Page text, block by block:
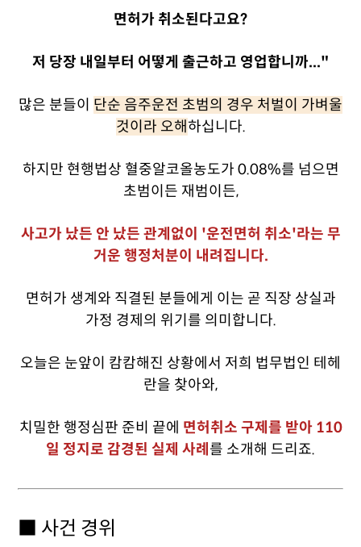
면허가 취소된다고요?
저 당장 내일부터 어떻게 출근하고 영업합니까..."
많은 분들이 단순 음주운전 초범의 경우 처벌이 가벼울
것이라 오해하십니다.
하지만 현행법상 혈중알코올농도가 0.08%를 넘으면
초범이든 재범이든,
사고가 났든 안 났든 관계없이 '운전면허 취소'라는 무
거운 행정처분이 내려집니다.
면허가 생계와 직결된 분들에게 이는 곧 직장 상실과
가정 경제의 위기를 의미합니다.
오늘은 눈앞이 캄캄해진 상황에서 저희 법무법인 테헤
란을 찾아와,
치밀한 행정심판 준비 끝에 면허취소 구제를 받아 110
일 정지로 감경된 실제 사례 를 소개해 드리죠.
■ 사건 경위